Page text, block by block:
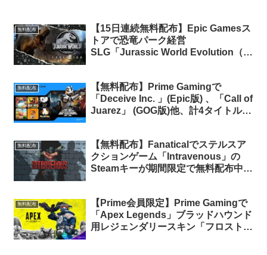
無料配布
【15日連続無料配布】Epic Gamesス
トアで恐竜パーク経営
SLG「Jurassic World Evolution（ジ
無料配布
【無料配布】Prime Gamingで
「Deceive Inc. 」(Epic版) 、「Call of
Juarez」 (GOG版)他、計4タイトルの
無料配布
【無料配布】Fanaticalでステルスア
クションゲーム「Intravenous」の
Steamキーが期間限定で無料配布中
無料配布
【Prime会員限定】Prime Gamingで
「Apex Legends」ブラッドハウンド
用レジェンダリースキン「フロストヘ